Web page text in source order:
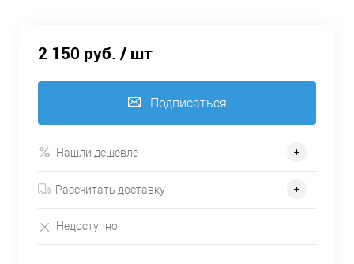
2 150 руб. / шт
Подписаться
Нашли дешевле
Рассчитать доставку
Недоступно